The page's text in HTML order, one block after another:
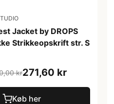
Jacket by DROPS
Strikkeopskrift str. S
kr271,60 kr
Køb her